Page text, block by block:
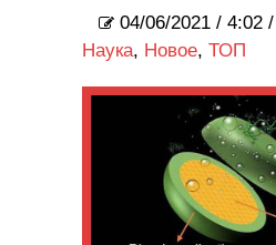
04/06/2021 / 4:02 /
Наука, Новое, ТОП